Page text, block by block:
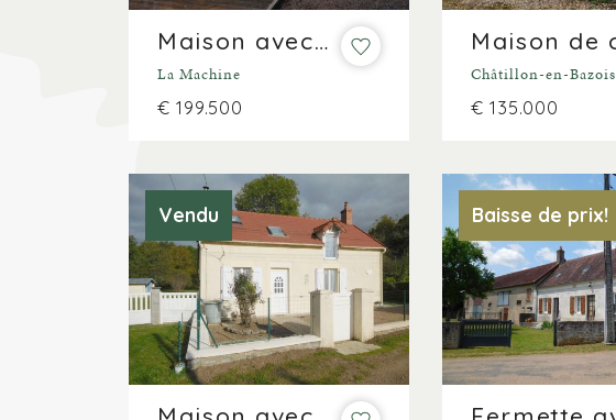
Maison avec mini camping
La Machine
€ 199.500
Châtillon-en-Bazois
€ 135.000
Vendu Baisse de prix!